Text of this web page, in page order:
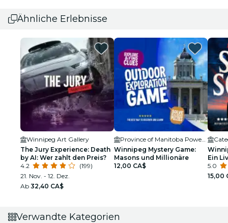
Ähnliche Erlebnisse
Winnipeg Art Gallery
The Jury Experience: Death
by AI: Wer zahlt den Preis?
4.2
(199)
21. Nov. - 12. Dez.
Ab 32,40 CA$
Winnipeg Mystery Game:
Masons und Millionäre
12,00 CA$
Ein
5.0
15,00
Verwandte Kategorien